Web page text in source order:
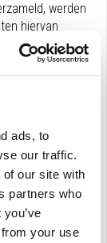
ads, to
our traffic.
our site with
partners who
your use
werden
hiervan
van 11β-
en vice
de lever en is
type 2
werkzaam
uitscheiding